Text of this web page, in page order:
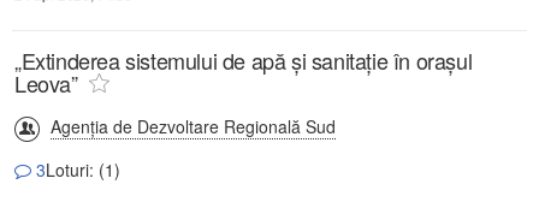
„Extinderea sistemului de apă și sanitație în orașul
Leova”
Agenția de Dezvoltare Regională Sud
3Loturi: (1)